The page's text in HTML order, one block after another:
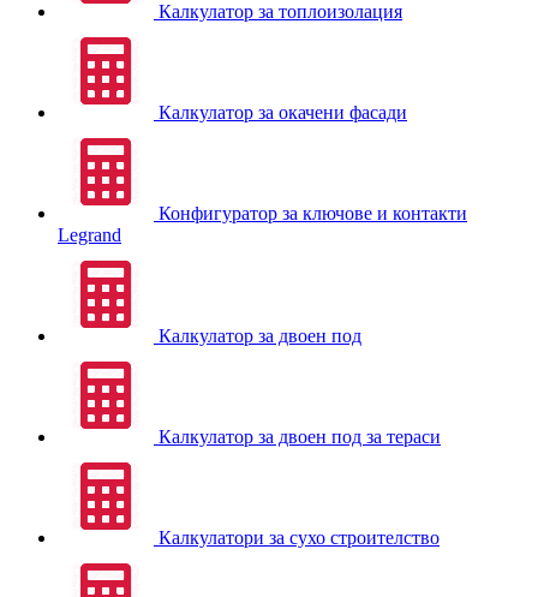
Калкулатор за топлоизолация
Калкулатор за окачени фасади
Конфигуратор за ключове и контакти
Legrand
Калкулатор за двоен под
Калкулатор за двоен под за тераси
Калкулатори за сухо строителство